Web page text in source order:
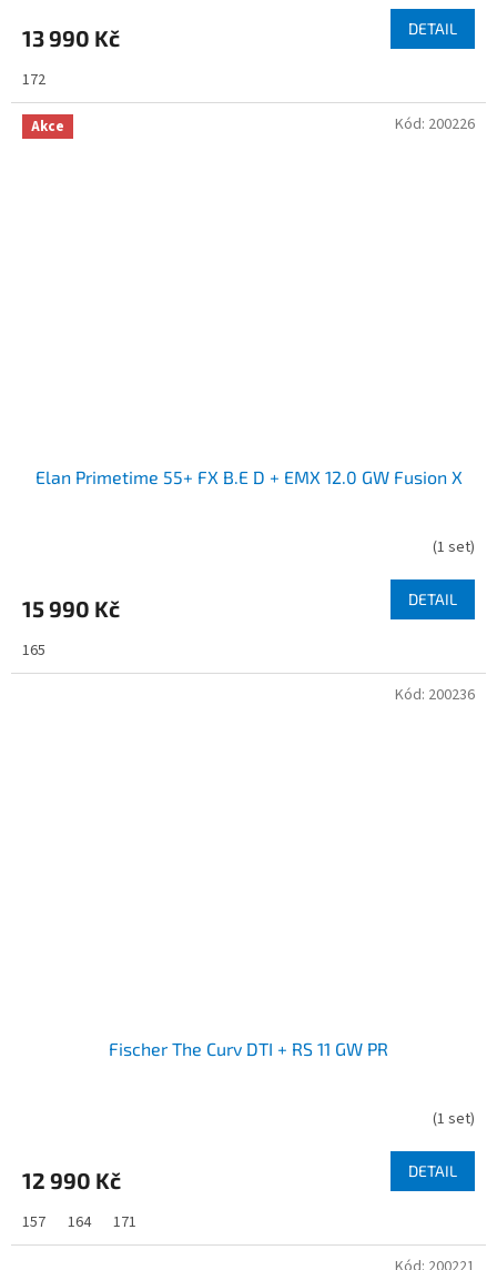
13 990 Kč DETAIL
172
Akce
Elan Primetime 55+ FX B.E D + EMX 12.0 GW Fusion X
(1 set)
15 990 Kč DETAIL
165
Kód: 200226
Fischer The Curv DTI + RS 11 GW PR
(1 set)
12 990 Kč DETAIL
157 164 171
Kód: 200236